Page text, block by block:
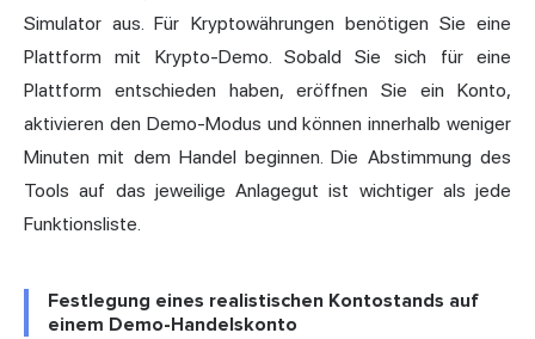
Simulator aus. Für Kryptowährungen benötigen Sie eine
Plattform mit Krypto-Demo. Sobald Sie sich für eine
Plattform entschieden haben, eröffnen Sie ein Konto,
aktivieren den Demo-Modus und können innerhalb weniger
Minuten mit dem Handel beginnen. Die Abstimmung des
Tools auf das jeweilige Anlagegut ist wichtiger als jede
Funktionsliste.
Festlegung eines realistischen Kontostands auf
einem Demo-Handelskonto